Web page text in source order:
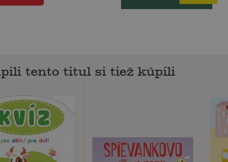
tento titul si tiež kúpili